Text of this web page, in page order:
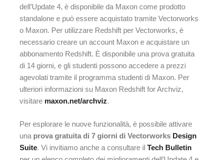
dell’Update 4, è disponibile da Maxon come prodotto
standalone e può essere acquistato tramite Vectorworks
o Maxon. Per utilizzare Redshift per Vectorworks, è
necessario creare un account Maxon e acquistare un
abbonamento Redshift. È disponibile una prova gratuita
di 14 giorni, e gli studenti possono accedere a prezzi
agevolati tramite il programma studenti di Maxon. Per
ulteriori informazioni su Maxon Redshift for Archviz,
visitare maxon.net/archviz.
Per esplorare le nuove funzionalità, è possibile attivare
una prova gratuita di 7 giorni di Vectorworks Design
Suite. Vi invitiamo anche a consultare il Tech Bulletin